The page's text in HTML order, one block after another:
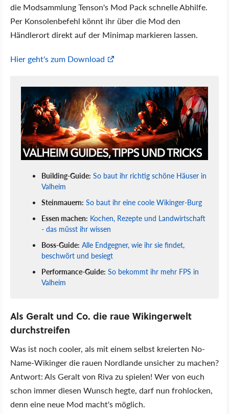
die Modsammlung Tenson's Mod Pack schnelle Abhilfe.
Per Konsolenbefehl könnt ihr über die Mod den
Händlerort direkt auf der Minimap markieren lassen.
Hier geht's zum Download
Building-Guide: So baut ihr richtig schöne Häuser in
Valheim
Steinmauern: So baut ihr eine coole Wikinger-Burg
Essen machen: Kochen, Rezepte und Landwirtschaft
- das müsst ihr wissen
Boss-Guide: Alle Endgegner, wie ihr sie findet,
beschwört und besiegt
Performance-Guide: So bekommt ihr mehr FPS in
Valheim
Als Geralt und Co. die raue Wikingerwelt
durchstreifen
Was ist noch cooler, als mit einem selbst kreierten No-
Name-Wikinger die rauen Nordlande unsicher zu machen?
Antwort: Als Geralt von Riva zu spielen! Wer von euch
schon immer diesen Wunsch hegte, darf nun frohlocken,
denn eine neue Mod macht's möglich.